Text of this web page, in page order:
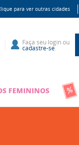
para ver outras cidades
Faça seu loginou
cadastre-se.
FEMININOS